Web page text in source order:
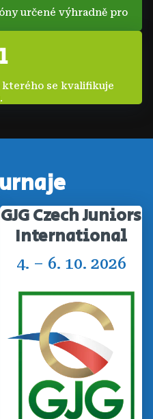
určené výhradně pro
kterého se kvalifikuje
GJG Czech Juniors
International
4. – 6. 10. 2026